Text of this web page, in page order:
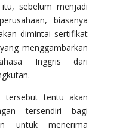
sebelum menjadi
biasanya
dimintai sertifikat
menggambarkan
Inggris dari
tersebut tentu akan
tersendiri bagi
untuk menerima